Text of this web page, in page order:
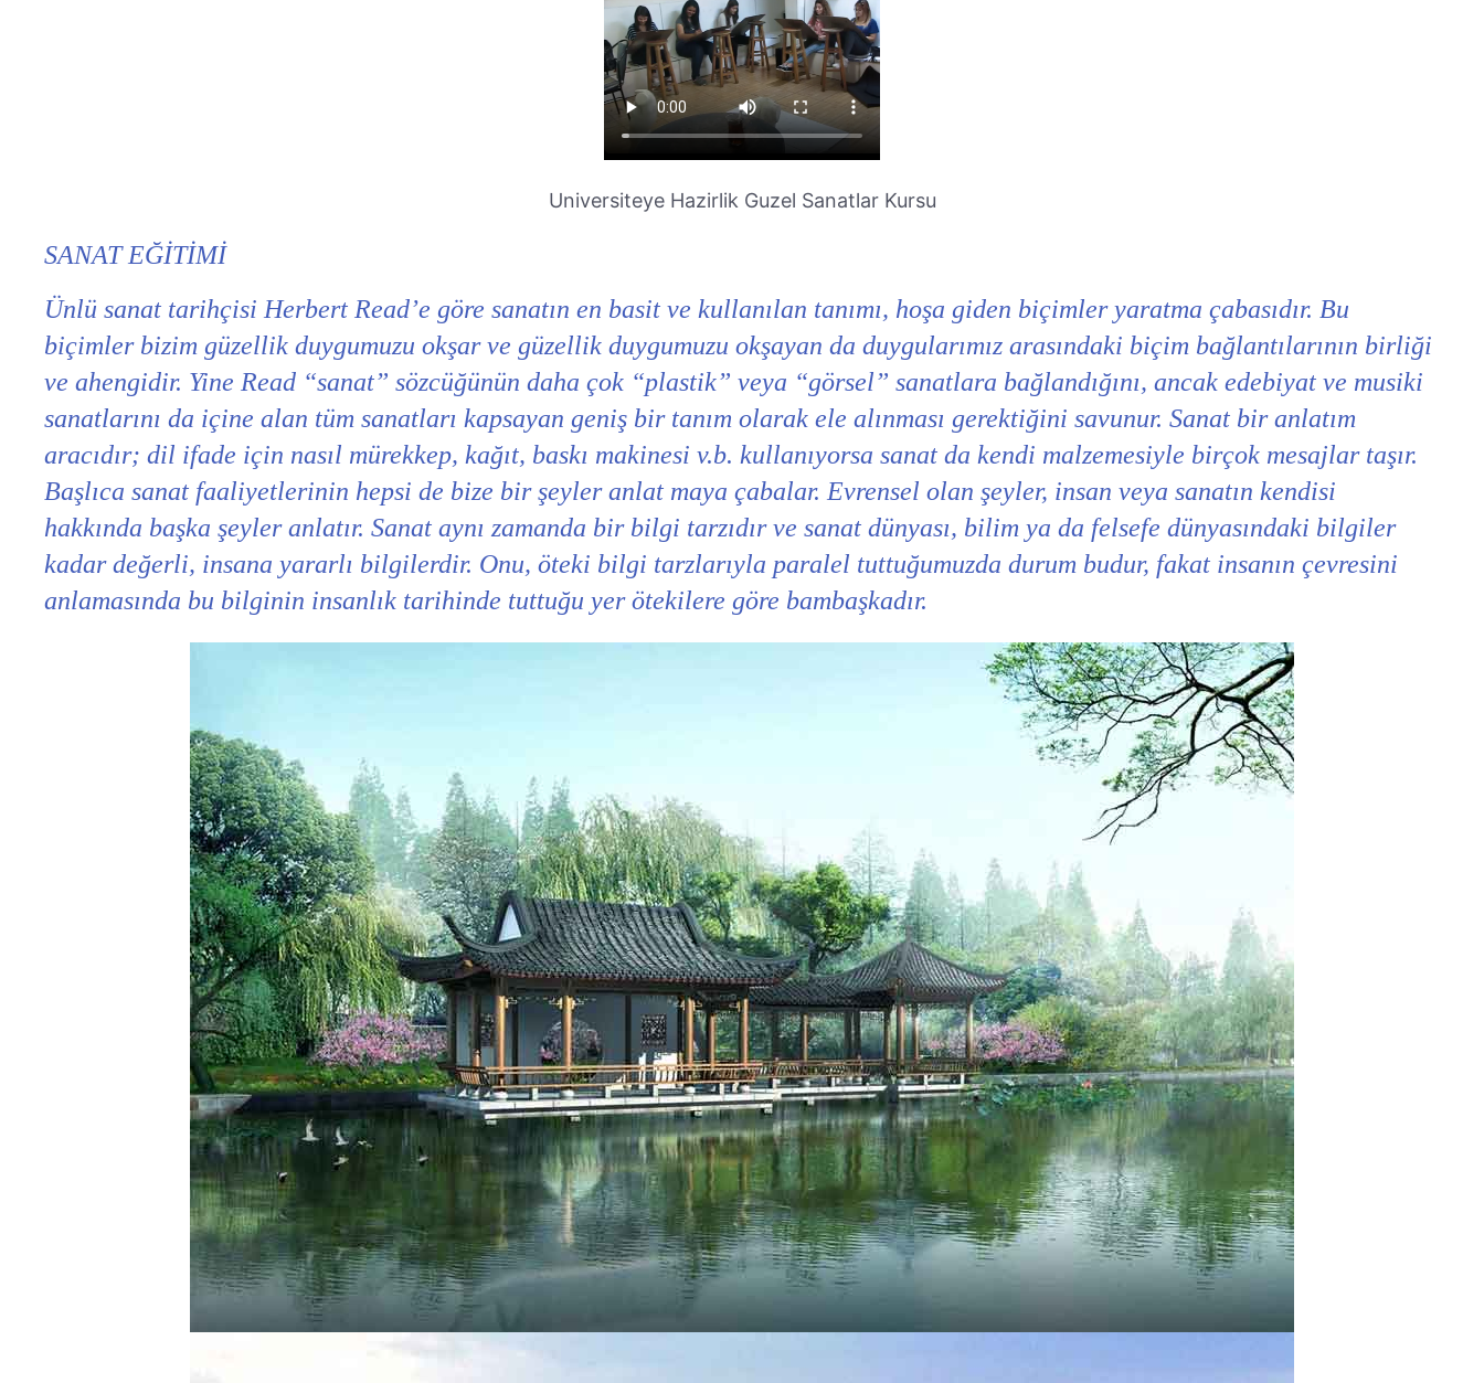
Universiteye Hazirlik Guzel Sanatlar Kursu
SANAT EĞİTİMİ
Ünlü sanat tarihçisi Herbert Read’e göre sanatın en basit ve kullanılan tanımı, hoşa giden biçimler yaratma çabasıdır. Bu
biçimler bizim güzellik duygumuzu okşar ve güzellik duygumuzu okşayan da duygularımız arasındaki biçim bağlantılarının birliği
ve ahengidir. Yine Read “sanat” sözcüğünün daha çok “plastik” veya “görsel” sanatlara bağlandığını, ancak edebiyat ve musiki
sanatlarını da içine alan tüm sanatları kapsayan geniş bir tanım olarak ele alınması gerektiğini savunur. Sanat bir anlatım
aracıdır; dil ifade için nasıl mürekkep, kağıt, baskı makinesi v.b. kullanıyorsa sanat da kendi malzemesiyle birçok mesajlar taşır.
Başlıca sanat faaliyetlerinin hepsi de bize bir şeyler anlat maya çabalar. Evrensel olan şeyler, insan veya sanatın kendisi
hakkında başka şeyler anlatır. Sanat aynı zamanda bir bilgi tarzıdır ve sanat dünyası, bilim ya da felsefe dünyasındaki bilgiler
kadar değerli, insana yararlı bilgilerdir. Onu, öteki bilgi tarzlarıyla paralel tuttuğumuzda durum budur, fakat insanın çevresini
anlamasında bu bilginin insanlık tarihinde tuttuğu yer ötekilere göre bambaşkadır.